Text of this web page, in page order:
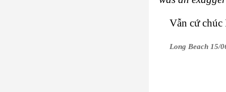
Vẫn cứ chúc
Long Beach 15/